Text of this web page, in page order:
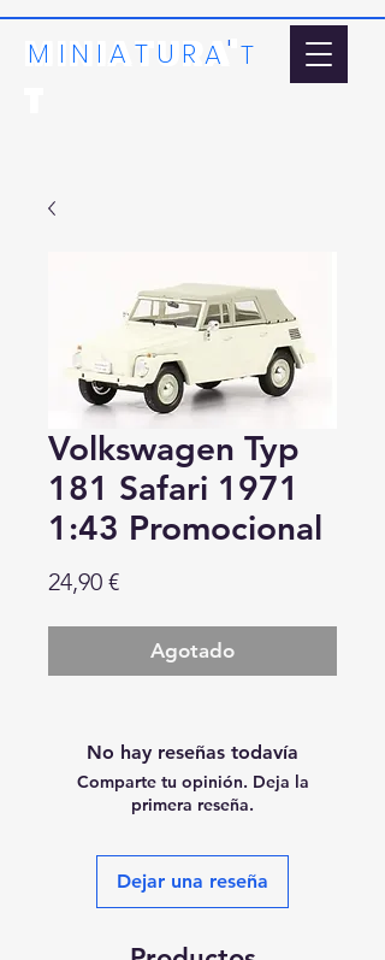
MINIATURA'
MINIAT URA T
'
Volkswagen Typ
181 Safari 1971
1:43 Promocional
24,90 €Precio
Agotado
No hay reseñas todavía
Comparte tu opinión. Deja la
primera reseña.
Dejar una reseña